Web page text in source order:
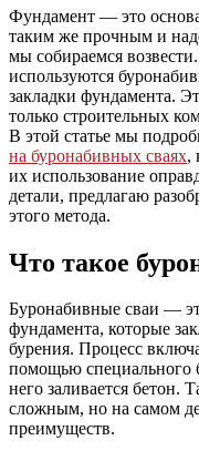
Фундамент — это
таким же прочным и
мы собираемся
используются
закладки фундамента.
только строительных
В этой статье мы
на буронабивных сваях,
их использование
детали, предлагаю
этого метода.
Что такое
Буронабивные сваи —
фундамента, которые
бурения. Процесс
помощью специального
него заливается бетон.
сложным, но на самом
преимуществ.